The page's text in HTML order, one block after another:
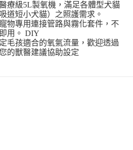
療級5L製氧機，滿足各體型犬貓
道短小犬貓）之照護需求。
物專用連接管路與霧化套件，不
用。 DIY
毛孩適合的氧氣流量，歡迎透過
的獸醫建議協助設定